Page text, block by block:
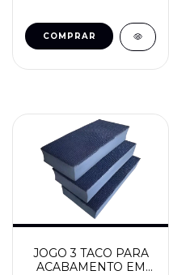
JOGO 3 TACO PARA
ACABAMENTO EM